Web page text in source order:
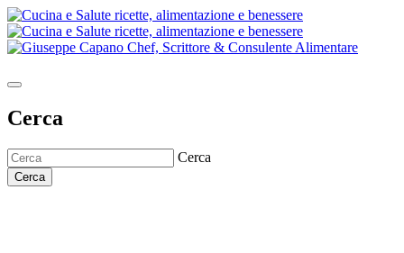
Cerca
Cerca
Cerca